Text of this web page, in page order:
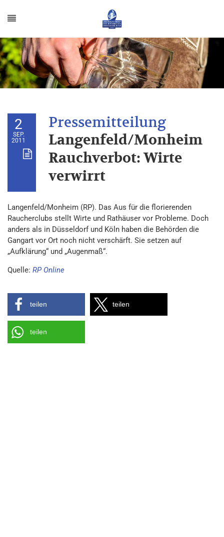
2
SEP.
2011
Langenfeld/Monheim
Rauchverbot: Wirte
verwirrt
Langenfeld/Monheim (RP). Das Aus für die florierenden
Raucherclubs stellt Wirte und Rathäuser vor Probleme. Doch
anders als in Düsseldorf und Köln haben die Behörden die
Gangart vor Ort noch nicht verschärft. Sie setzen auf
„Aufklärung“ und „Augenmaß“.
Quelle: RP Online
teilen teilen
teilen